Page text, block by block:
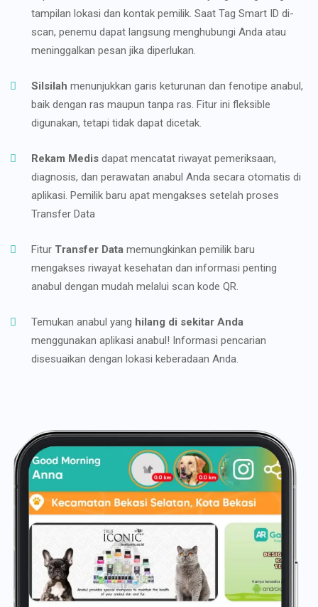
tampilan lokasi dan kontak pemilik. Saat Tag Smart ID di-
scan, penemu dapat langsung menghubungi Anda atau
meninggalkan pesan jika diperlukan.
Silsilah menunjukkan garis keturunan dan fenotipe anabul,
baik dengan ras maupun tanpa ras. Fitur ini fleksible
digunakan, tetapi tidak dapat dicetak.
Rekam Medis dapat mencatat riwayat pemeriksaan,
diagnosis, dan perawatan anabul Anda secara otomatis di
aplikasi. Pemilik baru apat mengakses setelah proses
Transfer Data
Fitur Transfer Data memungkinkan pemilik baru
mengakses riwayat kesehatan dan informasi penting
anabul dengan mudah melalui scan kode QR.
Temukan anabul yang hilang di sekitar Anda
menggunakan aplikasi anabul! Informasi pencarian
disesuaikan dengan lokasi keberadaan Anda.